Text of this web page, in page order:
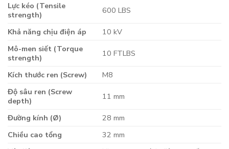
Lực kéo (Tensile
strength)
600 LBS
Khả năng chịu điện áp
10 kV
Mô-men siết (Torque
strength)
10 FTLBS
Kích thước ren (Screw)
M8
Độ sâu ren (Screw
depth)
11 mm
Đường kính (Ø)
28 mm
Chiều cao tổng
32 mm